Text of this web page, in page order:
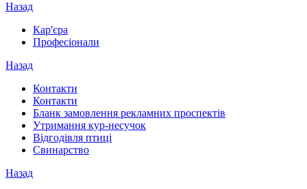
Назад
Кар'єра
Професіонали
Назад
Контакти
Контакти
Бланк замовлення рекламних проспектів
Утримання кур-несучок
Відгодівля птиці
Свинарство
Назад